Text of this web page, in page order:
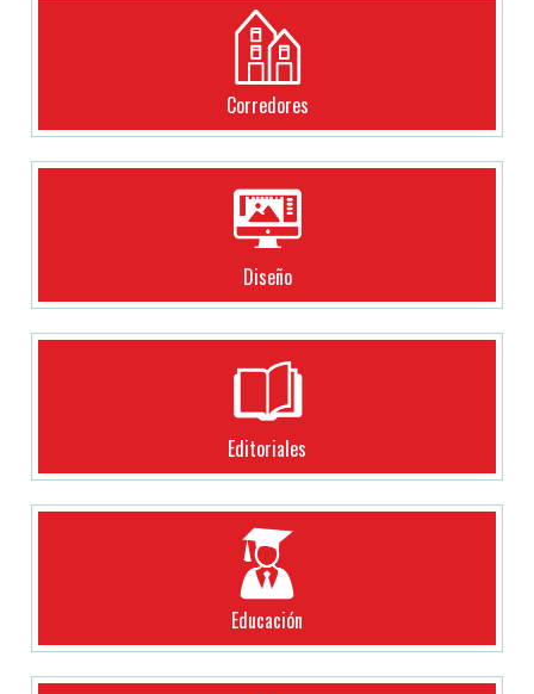
Corredores
Diseño
Editoriales
Educación